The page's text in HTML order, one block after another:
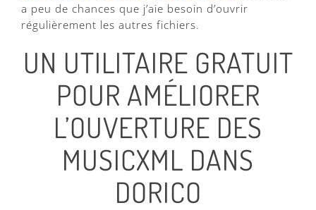
a peu de chances que j’aie besoin d’ouvrir
régulièrement les autres fichiers.
UN UTILITAIRE GRATUIT
POUR AMÉLIORER
L’OUVERTURE DES
MUSICXML DANS
DORICO